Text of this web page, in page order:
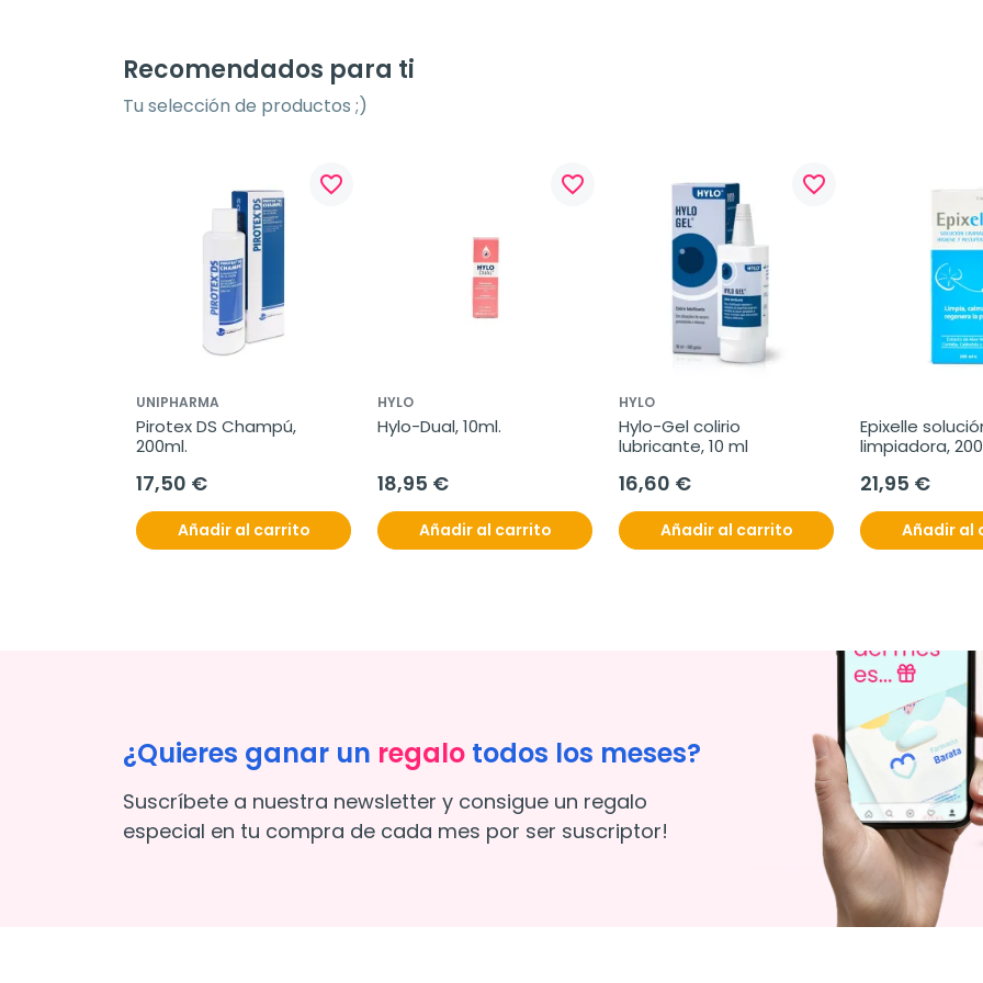
Recomendados para ti
Tu selección de productos ;)
favorite_border
UNIPHARMA
Pirotex DS Champú,
200ml.
17,50 €
Añadir al carrito
favorite_border
HYLO
Hylo-Dual, 10ml.
18,95 €
Añadir al carrito
favorite_border
HYLO
Hylo-Gel colirio
lubricante, 10 ml
16,60 €
Añadir al carrito
Epixelle
limpiadora,
21,95 €
Añadir al
¿Quieres ganar un regalo todos los meses?
Suscríbete a nuestra newsletter y consigue un regalo
especial en tu compra de cada mes por ser suscriptor!